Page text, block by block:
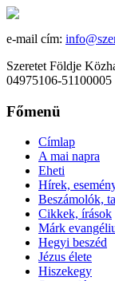
e-mail cím:
Szeretet Földje
04975106-51100005
Főmenü
Címlap
A mai napra
Eheti
Hírek,
Beszámolók,
Cikkek, írások
Márk
Hegyi beszéd
Jézus élete
Hiszekegy